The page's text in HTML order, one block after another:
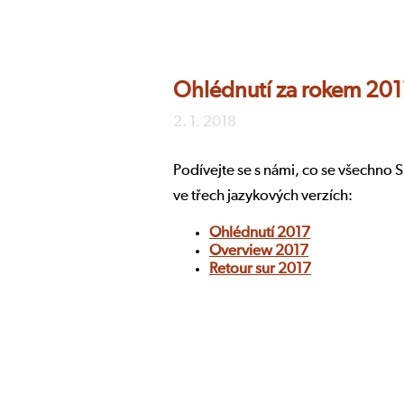
Ohlédnutí za rokem
2. 1. 2018
Podívejte se s námi, co se všechno
ve třech jazykových verzích:
Ohlédnutí 2017
Overview 2017
Retour sur 2017